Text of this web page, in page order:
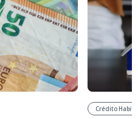
Crédito